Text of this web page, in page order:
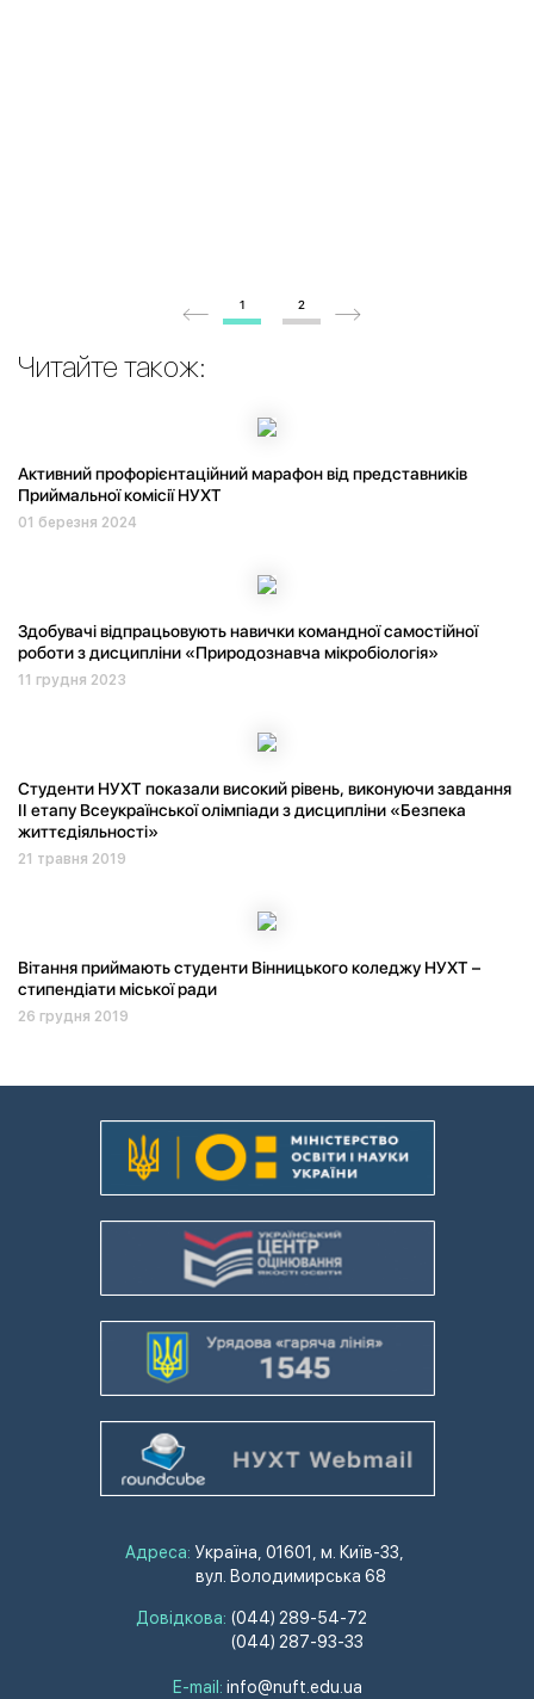
1 2
Читайте також:
Активний профорієнтаційний марафон від представників
Приймальної комісії НУХТ
01 березня 2024
Здобувачі відпрацьовують навички командної самостійної
роботи з дисципліни «Природознавча мікробіологія»
11 грудня 2023
Студенти НУХТ показали високий рівень, виконуючи завдання
ІІ етапу Всеукраїнської олімпіади з дисципліни «Безпека
життєдіяльності»
21 травня 2019
Вітання приймають студенти Вінницького коледжу НУХТ –
стипендіати міської ради
26 грудня 2019
Адреса: Україна, 01601, м. Київ-33,
вул. Володимирська 68
Довідкова: (044) 289-54-72
(044) 287-93-33
E-mail: info@nuft.edu.ua